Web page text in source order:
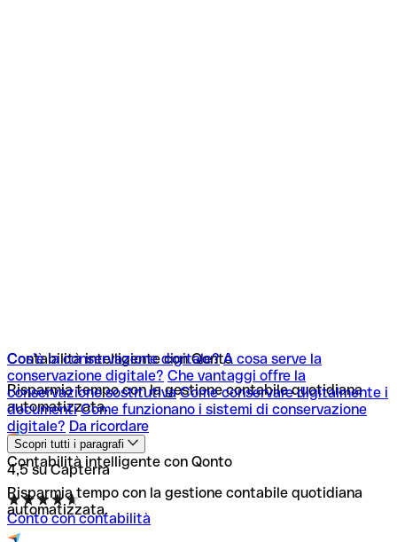
Cos’è la conservazione digitale? A cosa serve la
conservazione digitale? Che vantaggi offre la
conservazione sostitutiva Come conservare digitalmente i
documenti Come funzionano i sistemi di conservazione
digitale? Da ricordare
Scopri tutti i paragrafi
Contabilità intelligente con Qonto
Risparmia tempo con la gestione contabile quotidiana
automatizzata.
Contabilità intelligente con Qonto
Risparmia tempo con la gestione contabile quotidiana
automatizzata.
4,5 su Capterra
Conto con contabilità